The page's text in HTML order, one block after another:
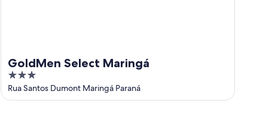
GoldMen Select Maringá
3
out
of
Rua Santos Dumont Maringá Paraná